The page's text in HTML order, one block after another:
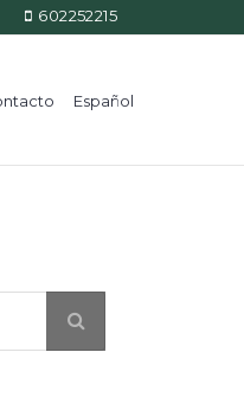
602252215
Español